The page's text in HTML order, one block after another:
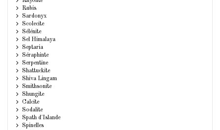
Rubis
Sardonyx
Scolecite
Sélénite
Sel Himalaya
Septaria
Séraphinte
Serpentine
Shattuckite
Shiva Lingam
Smithsonite
Shungite
Calcite
Sodalite
Spath d'Islande
Spinelles